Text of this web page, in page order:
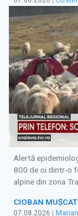
Alertă
800 de oi dintr-o
alpine din zona
CIOBAN
07.08.2026